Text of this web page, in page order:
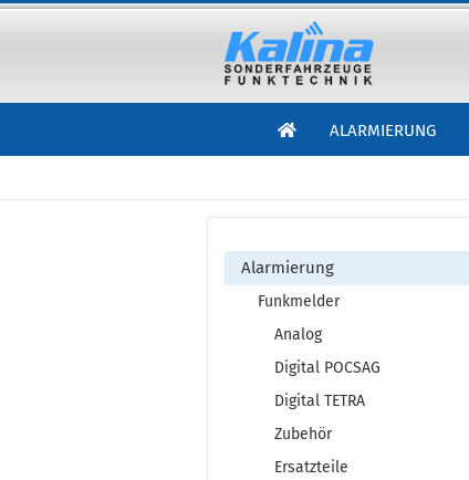
ALARMIERUNG
Alarmierung
Funkmelder
Analog
Digital POCSAG
Digital TETRA
Zubehör
Ersatzteile